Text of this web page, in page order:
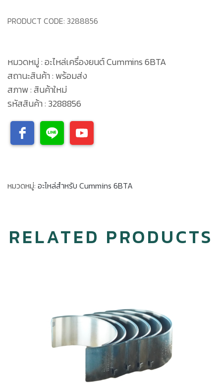
PRODUCT CODE: 3288856
หมวดหมู่ : อะไหล่เครื่องยนต์ Cummins 6BTA
สถานะสินค้า : พร้อมส่ง
สภาพ : สินค้าใหม่
รหัสสินค้า : 3288856
หมวดหมู่: อะไหล่สำหรับ Cummins 6BTA
RELATED PRODUCTS